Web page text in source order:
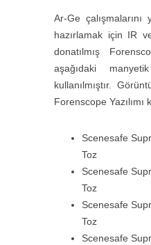
Ar-Ge
hazırlamak için IR
donatılmış
aşağıdaki
kullanılmıştır.
Forenscope Yazılımı
Scenesafe
Toz
Scenesafe
Toz
Scenesafe
Toz
Scenesafe